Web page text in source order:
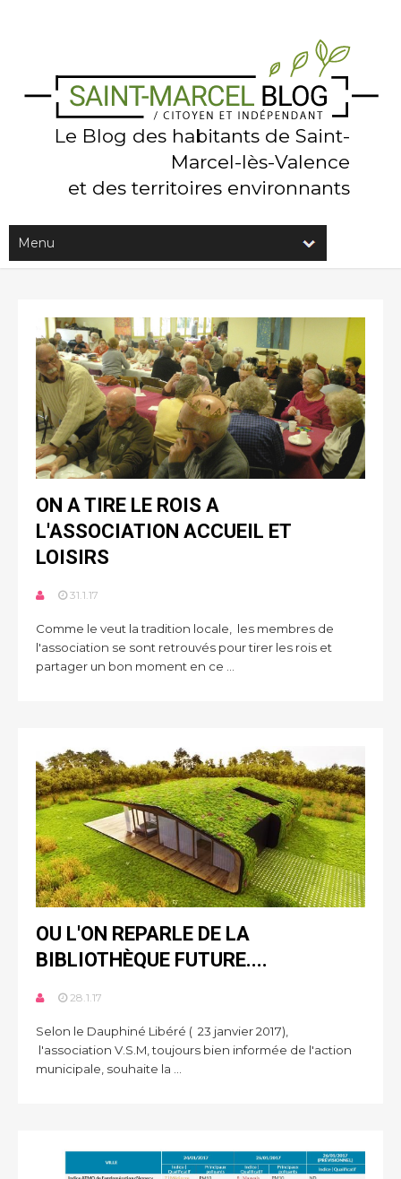
Le Blog des habitants de Saint-
Marcel-lès-Valence
et des territoires environnants
ON A TIRE LE ROIS A
L'ASSOCIATION ACCUEIL ET
LOISIRS
31.1.17
Comme le veut la tradition locale, les membres de
l'association se sont retrouvés pour tirer les rois et
partager un bon moment en ce ...
OU L'ON REPARLE DE LA
BIBLIOTHÈQUE FUTURE....
28.1.17
Selon le Dauphiné Libéré ( 23 janvier 2017),
l'association V.S.M, toujours bien informée de l'action
municipale, souhaite la ...